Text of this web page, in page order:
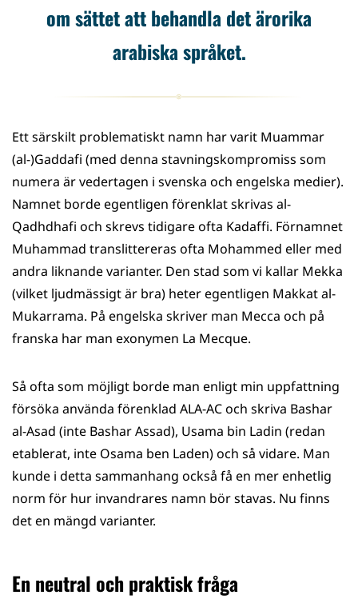
om sättet att behandla det ärorika
arabiska språket.
Ett särskilt problematiskt namn har varit Muammar
(al-)Gaddafi (med denna stavningskompromiss som
numera är vedertagen i svenska och engelska medier).
Namnet borde egentligen förenklat skrivas al-
Qadhdhafi och skrevs tidigare ofta Kadaffi. Förnamnet
Muhammad translittereras ofta Mohammed eller med
andra liknande varianter. Den stad som vi kallar Mekka
(vilket ljudmässigt är bra) heter egentligen Makkat al-
Mukarrama. På engelska skriver man Mecca och på
franska har man exonymen La Mecque.
Så ofta som möjligt borde man enligt min uppfattning
försöka använda förenklad ALA-AC och skriva Bashar
al-Asad (inte Bashar Assad), Usama bin Ladin (redan
etablerat, inte Osama ben Laden) och så vidare. Man
kunde i detta sammanhang också få en mer enhetlig
norm för hur invandrares namn bör stavas. Nu finns
det en mängd varianter.
En neutral och praktisk fråga